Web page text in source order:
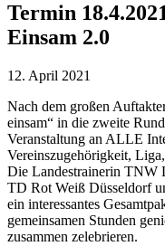
Termin
Einsam 2.0
12. April 2021
Nach dem großen
einsam“ in die zweite
Veranstaltung an ALLE
Vereinszugehörigkeit,
Die Landestrainerin TNW
TD Rot Weiß Düsseldorf
ein interessantes
gemeinsamen Stunden
zusammen zelebrieren.